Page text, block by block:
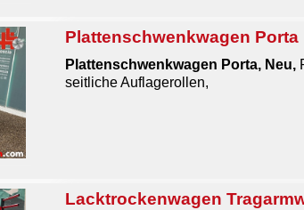
Plattenschwenkwagen Porta
Plattenschwenkwagen Porta, Neu,
seitliche Auflagerollen,
Lacktrockenwagen